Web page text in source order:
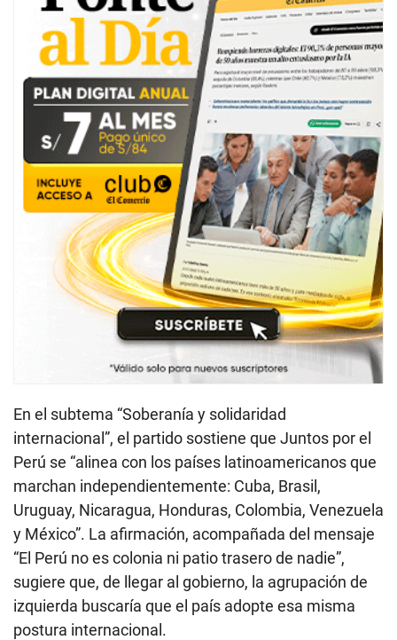
En el subtema “Soberanía y solidaridad
internacional”, el partido sostiene que Juntos por el
Perú se “alinea con los países latinoamericanos que
marchan independientemente: Cuba, Brasil,
Uruguay, Nicaragua, Honduras, Colombia, Venezuela
y México”. La afirmación, acompañada del mensaje
“El Perú no es colonia ni patio trasero de nadie”,
sugiere que, de llegar al gobierno, la agrupación de
izquierda buscaría que el país adopte esa misma
postura internacional.